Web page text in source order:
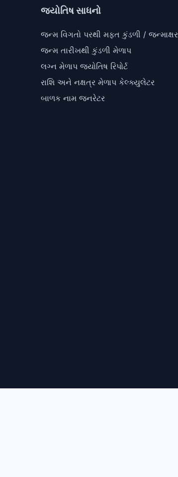
જ્યોતિષ સાધનો
જન્મ વિગતો પરથી મફત કુંડળી / જન્માક્ષર
જન્મ તારીખથી કુંડળી મેળાપ
લગ્ન મેળાપ જ્યોતિષ રિપોર્ટ
રાશિ અને નક્ષત્ર મેળાપ કેલ્ક્યુલેટર
બાળક નામ જનરેટર